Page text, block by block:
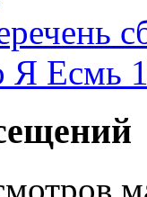
Я Есмь